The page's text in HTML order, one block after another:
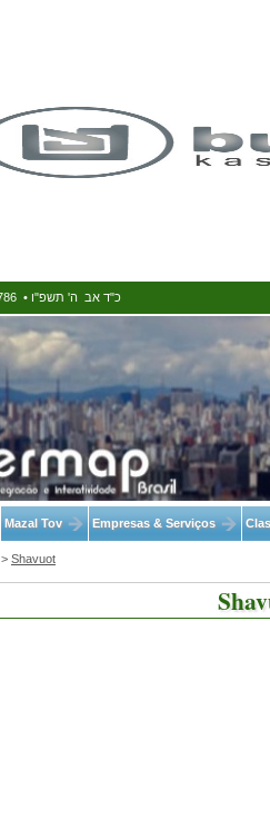
Sexta, 7 de agosto de 2026 • 24 Av 5786 • כ"ד אב ה' תשפ"ו
Mazal Tov Empresas & Serviços
> Shavuot